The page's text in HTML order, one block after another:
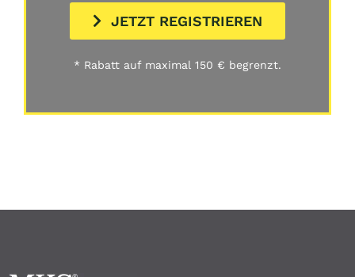
JETZT REGISTRIEREN
* Rabatt auf maximal 150 € begrenzt.